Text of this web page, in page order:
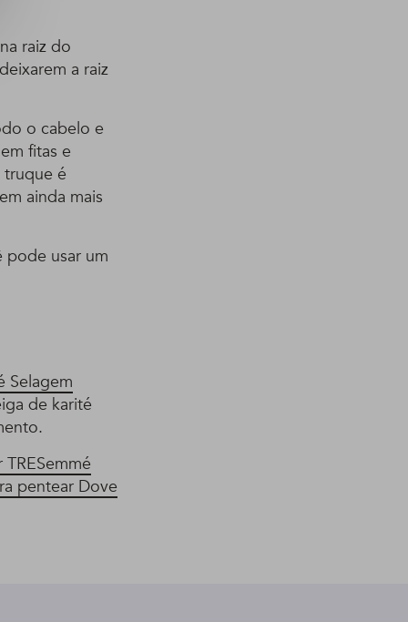
raiz do
a raiz
o cabelo e
fitas e
truque é
ainda mais
pode usar um
Selagem
de karité
pentear Dove